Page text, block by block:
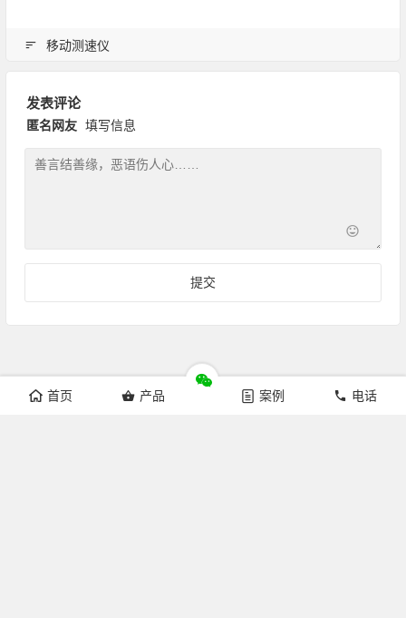
移动测速仪
发表评论
匿名网友 填写信息
首页 产品 案例 电话